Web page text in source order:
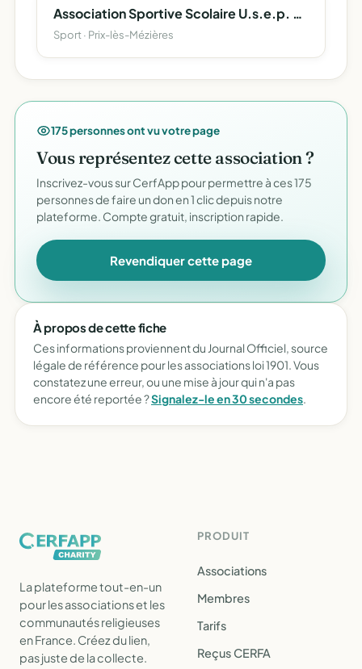
Association Sportive Scolaire U.s.e.p. De L'ecole De Prix-Les- Mezieres
Sport · Prix-lès-Mézières
175 personnes ont vu votre page
Vous représentez cette association ?
Inscrivez-vous sur CerfApp pour permettre à ces 175
personnes de faire un don en 1 clic depuis notre
plateforme. Compte gratuit, inscription rapide.
Revendiquer cette page
À propos de cette fiche
Ces informations proviennent du Journal Officiel, source
légale de référence pour les associations loi 1901. Vous
constatez une erreur, ou une mise à jour qui n'a pas
encore été reportée ?Signalez-le en 30 secondes.
La plateforme tout-en-un
pour les associations et les
communautés religieuses
en France. Créez du lien,
pas juste de la collecte.
PRODUIT
Associations
Membres
Tarifs
Reçus CERFA